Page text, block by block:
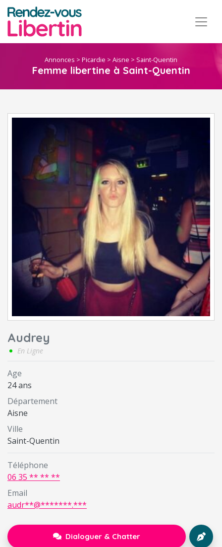
Annonces > Picardie > Aisne > Saint-Quentin
Femme libertine à Saint-Quentin
Audrey
En Ligne
Age
24 ans
Département
Aisne
Ville
Saint-Quentin
Téléphone
06 35 ** ** **
Email
audr**@*******.***
Dialoguer & Chatter